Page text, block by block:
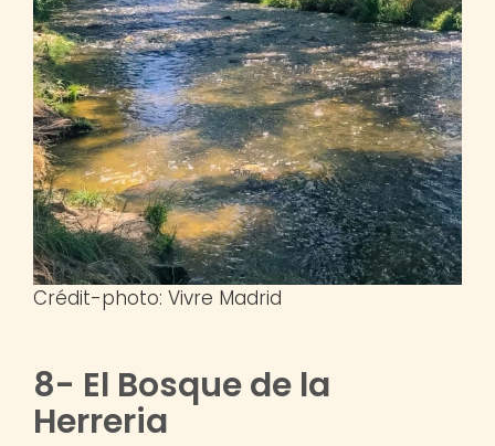
Crédit-photo: Vivre Madrid
8- El Bosque de la
Herreria